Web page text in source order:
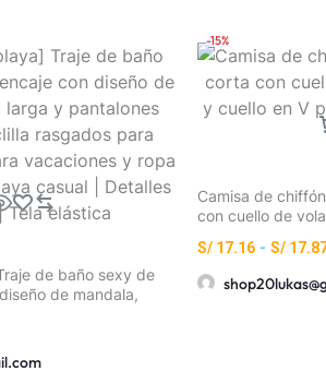
de baño sexy de
de mandala,
para
ropa de playa
| Tela elástica
-15%
Camisa de
con cuello de
S/ 17.16 - S/